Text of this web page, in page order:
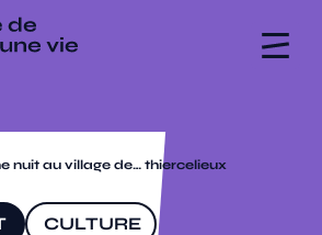
nuit au village de… thiercelieux
CULTURE